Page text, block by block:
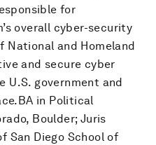
for
overall cyber-security
and Homeland
and secure cyber
U.S. government and
in Political
Boulder; Juris
San Diego School of